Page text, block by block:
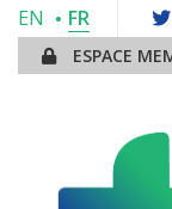
EN FR
ESPACE